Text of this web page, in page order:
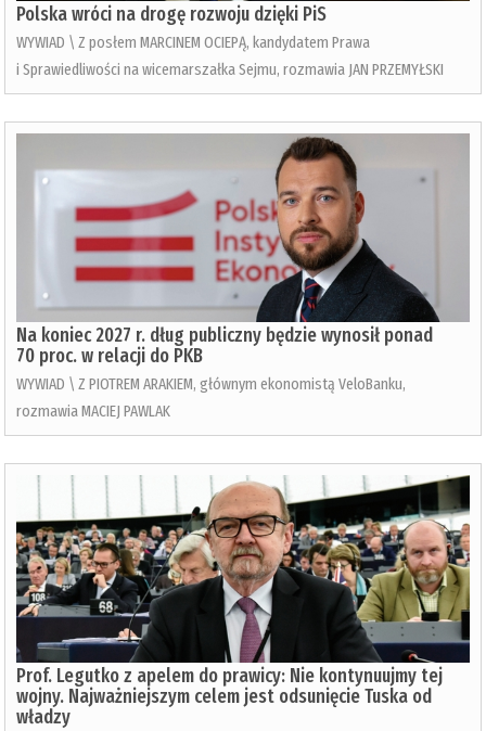
Polska wróci na drogę rozwoju dzięki PiS
WYWIAD \ Z posłem MARCINEM OCIEPĄ, kandydatem Prawa
i Sprawiedliwości na wicemarszałka Sejmu, rozmawia JAN PRZEMYŁSKI
Na koniec 2027 r. dług publiczny będzie wynosił ponad
70 proc. w relacji do PKB
WYWIAD \ Z PIOTREM ARAKIEM, głównym ekonomistą VeloBanku,
rozmawia MACIEJ PAWLAK
Prof. Legutko z apelem do prawicy: Nie kontynuujmy tej
wojny. Najważniejszym celem jest odsunięcie Tuska od
władzy